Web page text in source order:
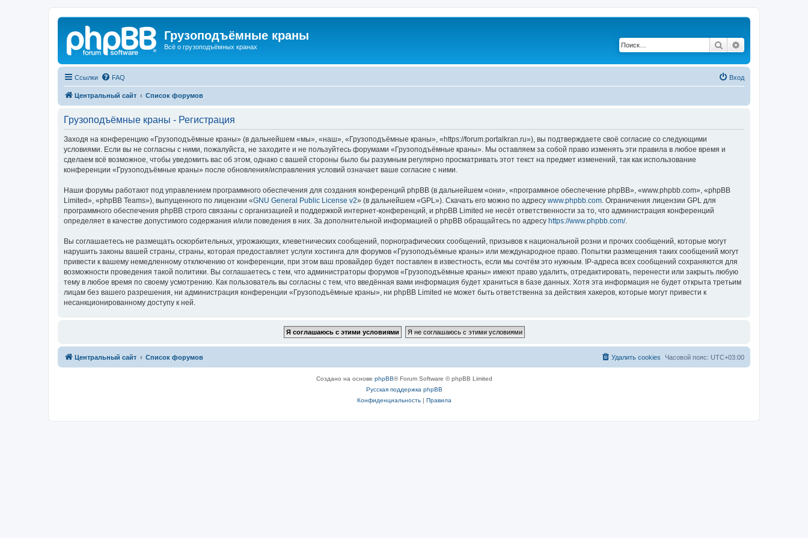
Грузоподъёмные краны
Всё о грузоподъёмных кранах Поиск
Ссылки FAQ Вход
Центральный сайт Список форумов
Грузоподъёмные краны - Регистрация
Заходя на конференцию «Грузоподъёмные краны» (в дальнейшем «мы», «наш», «Грузоподъёмные краны», «https://forum.portalkran.ru»), вы подтверждаете своё согласие со следующими
условиями. Если вы не согласны с ними, пожалуйста, не заходите и не пользуйтесь форумами «Грузоподъёмные краны». Мы оставляем за собой право изменять эти правила в любое время и
сделаем всё возможное, чтобы уведомить вас об этом, однако с вашей стороны было бы разумным регулярно просматривать этот текст на предмет изменений, так как использование
конференции «Грузоподъёмные краны» после обновления/исправления условий означает ваше согласие с ними.
Наши форумы работают под управлением программного обеспечения для создания конференций phpBB (в дальнейшем «они», «программное обеспечение phpBB», «www.phpbb.com», «phpBB
Limited», «phpBB Teams»), выпущенного по лицензии «GNU General Public License v2» (в дальнейшем «GPL»). Скачать его можно по адресу www.phpbb.com . Ограничения лицензии GPL для
программного обеспечения phpBB строго связаны с организацией и поддержкой интернет-конференций, и phpBB Limited не несёт ответственности за то, что администрация конференций
определяет в качестве допустимого содержания и/или поведения в них. За дополнительной информацией о phpBB обращайтесь по адресу https://www.phpbb.com/.
Вы соглашаетесь не размещать оскорбительных, угрожающих, клеветнических сообщений, порнографических сообщений, призывов к национальной розни и прочих сообщений, которые могут
нарушить законы вашей страны, страны, которая предоставляет услуги хостинга для форумов «Грузоподъёмные краны» или международное право. Попытки размещения таких сообщений могут
привести к вашему немедленному отключению от конференции, при этом ваш провайдер будет поставлен в известность, если мы сочтём это нужным. IP-адреса всех сообщений сохраняются для
возможности проведения такой политики. Вы соглашаетесь с тем, что администраторы форумов «Грузоподъёмные краны» имеют право удалить, отредактировать, перенести или закрыть любую
тему в любое время по своему усмотрению. Как пользователь вы согласны с тем, что введённая вами информация будет храниться в базе данных. Хотя эта информация не будет открыта третьим
лицам без вашего разрешения, ни администрация конференции «Грузоподъёмные краны», ни phpBB Limited не может быть ответственна за действия хакеров, которые могут привести к
несанкционированному доступу к ней.
Центральный сайт Список форумов Часовой пояс: UTC+03:00
Удалить cookies
Создано на основе phpBB® Forum Software © phpBB Limited
Русская поддержка phpBB
Конфиденциальность| Правила